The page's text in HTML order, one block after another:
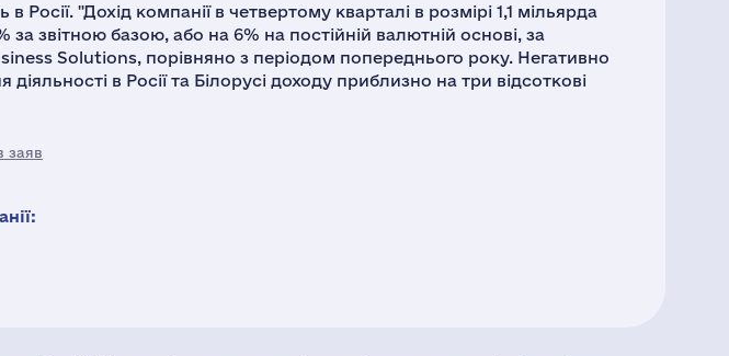
Росії. "Дохід компанії в четвертому кварталі в розмірі 1,1 мільярда
за звітною базою, або на 6% на постійній валютній основі, за
Solutions, порівняно з періодом попереднього року. Негативно
в Росії та Білорусі доходу приблизно на три відсоткові
заяв